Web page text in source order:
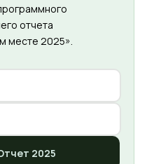
отчета
месте 2025».
2025